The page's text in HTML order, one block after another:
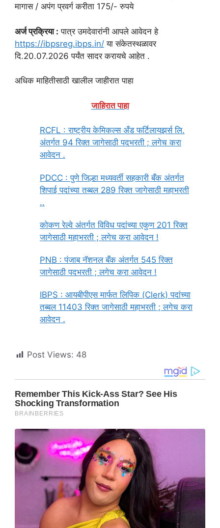
मागास / अपंग प्रवर्ग करीता 175/- रुपये
अर्ज प्रक्रिया : पात्र उमदेवारांनी आपले आवेदन हे
https://ibpsreg.ibps.in/ या संकेतस्थळावर
दि.20.07.2026 पर्यंत सादर करायचे आहेत .
अधिक माहितीसाठी खालील जाहीरात पाहा
जाहिरात पाहा
RCFL : राष्ट्रीय केमिकल्स अँड फर्टिलायझर्स लि.
अंतर्गत 94 रिक्त जागेसाठी पदभरती ; लगेच करा
आवेदन .
PDCC : पुणे जिल्हा मध्यवर्ती सहकारी बँक अंतर्गत
शिपाई पदांच्या तब्बल 289 रिक्त जागेसाठी महाभरती
..
कोकण रेल्वे अंतर्गत विविध पदांच्या एकुण 201 रिक्त
जागेसाठी महाभरती ; लगेच करा आवेदन !
PNB : पंजाब नॅशनल बँक अंतर्गत 545 रिक्त
जागेसाठी पदभरती ; लगेच करा आवेदन !
IBPS : आयबीपीएस मार्फत लिपिक (Clerk) पदांच्या
तब्बल 11403 रिक्त जागेसाठी महाभरती ; लगेच करा
आवेदन .
Post Views: 48